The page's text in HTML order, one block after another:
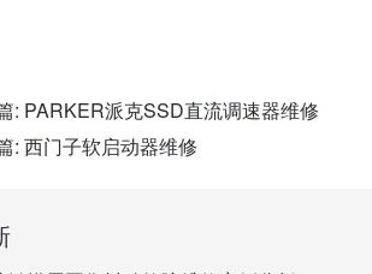
: PARKER派克SSD直流调速器维修
: 西门子软启动器维修